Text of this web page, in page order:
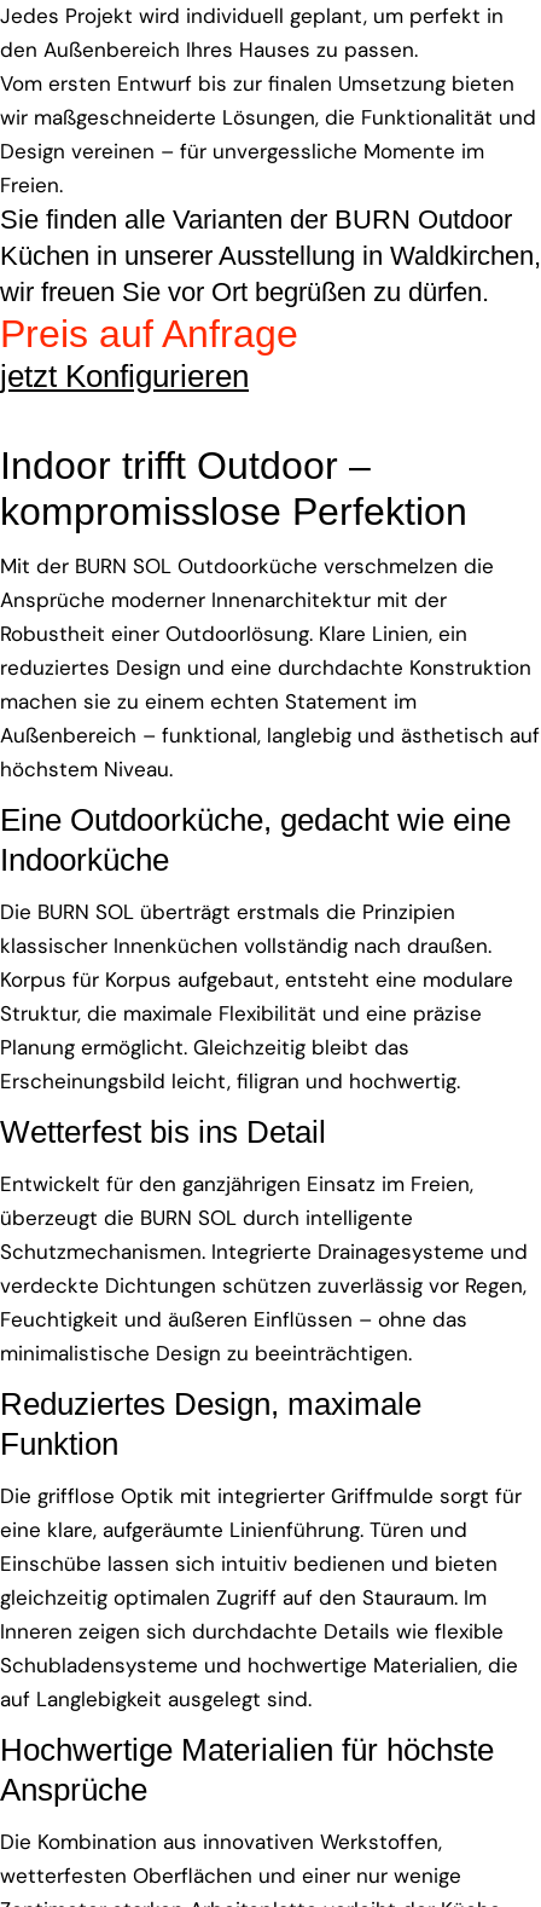
Jedes Projekt wird individuell geplant, um perfekt in
den Außenbereich Ihres Hauses zu passen.
Vom ersten Entwurf bis zur finalen Umsetzung bieten
wir maßgeschneiderte Lösungen, die Funktionalität und
Design vereinen – für unvergessliche Momente im
Freien.
Sie finden alle Varianten der BURN Outdoor
Küchen in unserer Ausstellung in Waldkirchen,
wir freuen Sie vor Ort begrüßen zu dürfen.
Preis auf Anfrage
jetzt Konfigurieren
Indoor trifft Outdoor –
kompromisslose Perfektion
Mit der BURN SOL Outdoorküche verschmelzen die
Ansprüche moderner Innenarchitektur mit der
Robustheit einer Outdoorlösung. Klare Linien, ein
reduziertes Design und eine durchdachte Konstruktion
machen sie zu einem echten Statement im
Außenbereich – funktional, langlebig und ästhetisch auf
höchstem Niveau.
Eine Outdoorküche, gedacht wie eine
Indoorküche
Die BURN SOL überträgt erstmals die Prinzipien
klassischer Innenküchen vollständig nach draußen.
Korpus für Korpus aufgebaut, entsteht eine modulare
Struktur, die maximale Flexibilität und eine präzise
Planung ermöglicht. Gleichzeitig bleibt das
Erscheinungsbild leicht, filigran und hochwertig.
Wetterfest bis ins Detail
Entwickelt für den ganzjährigen Einsatz im Freien,
überzeugt die BURN SOL durch intelligente
Schutzmechanismen. Integrierte Drainagesysteme und
verdeckte Dichtungen schützen zuverlässig vor Regen,
Feuchtigkeit und äußeren Einflüssen – ohne das
minimalistische Design zu beeinträchtigen.
Reduziertes Design, maximale
Funktion
Die grifflose Optik mit integrierter Griffmulde sorgt für
eine klare, aufgeräumte Linienführung. Türen und
Einschübe lassen sich intuitiv bedienen und bieten
gleichzeitig optimalen Zugriff auf den Stauraum. Im
Inneren zeigen sich durchdachte Details wie flexible
Schubladensysteme und hochwertige Materialien, die
auf Langlebigkeit ausgelegt sind.
Hochwertige Materialien für höchste
Ansprüche
Die Kombination aus innovativen Werkstoffen,
wetterfesten Oberflächen und einer nur wenige